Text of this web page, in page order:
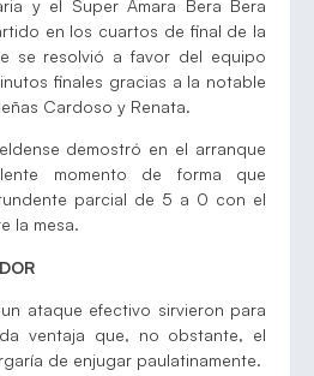
y el Super Amara Bera Bera
en los cuartos de final de la
se resolvió a favor del equipo
finales gracias a la notable
Cardoso y Renata.
demostró en el arranque
momento de forma que
parcial de 5 a 0 con el
la mesa.
ataque efectivo sirvieron para
ventaja que, no obstante, el
de enjugar paulatinamente.